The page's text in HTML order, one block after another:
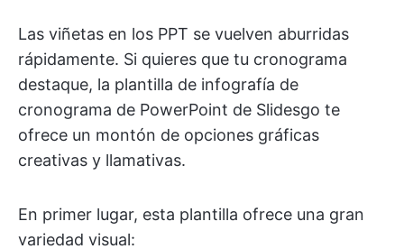
Las viñetas en los PPT se vuelven aburridas
rápidamente. Si quieres que tu cronograma
destaque, la plantilla de infografía de
cronograma de PowerPoint de Slidesgo te
ofrece un montón de opciones gráficas
creativas y llamativas.
En primer lugar, esta plantilla ofrece una gran
variedad visual: